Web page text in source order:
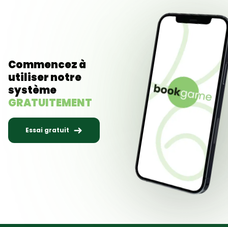
Commencez à
utiliser notre
système
GRATUITEMENT
Essai gratuit